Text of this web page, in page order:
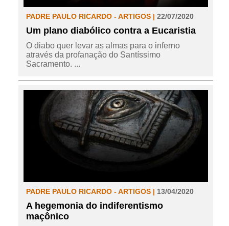
PADRE PAULO RICARDO - ARTIGOS | 22/07/2020
Um plano diabólico contra a Eucaristia
O diabo quer levar as almas para o inferno
através da profanação do Santíssimo
Sacramento. ...
PADRE PAULO RICARDO - ARTIGOS | 13/04/2020
A hegemonia do indiferentismo
maçônico